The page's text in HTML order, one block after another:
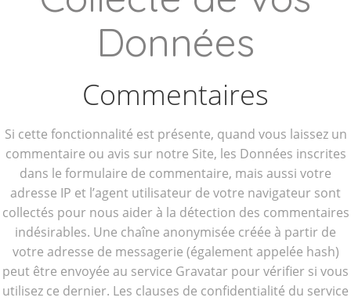
Données
Commentaires
Si cette fonctionnalité est présente, quand vous laissez un
commentaire ou avis sur notre Site, les Données inscrites
dans le formulaire de commentaire, mais aussi votre
adresse IP et l’agent utilisateur de votre navigateur sont
collectés pour nous aider à la détection des commentaires
indésirables. Une chaîne anonymisée créée à partir de
votre adresse de messagerie (également appelée hash)
peut être envoyée au service Gravatar pour vérifier si vous
utilisez ce dernier. Les clauses de confidentialité du service